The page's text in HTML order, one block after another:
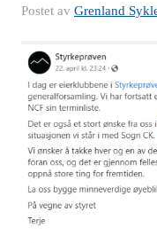
Postet av Grenland